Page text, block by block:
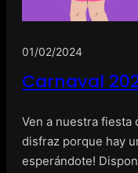
01/02/2024
Carnaval
Ven a nuestra fiesta
disfraz porque hay
esperándote!